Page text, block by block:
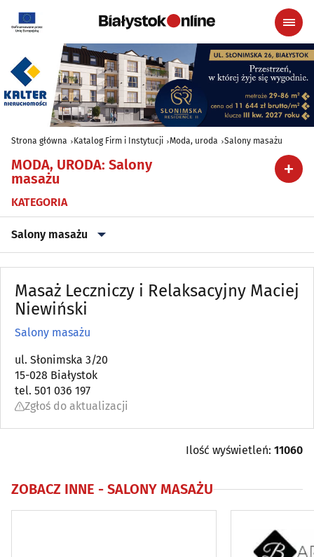
Strona główna Katalog Firm i Instytucji Moda, uroda Salony masażu
MODA, URODA: Salony
masażu
KATEGORIA
Salony masażu
Akcesoria i dodatki ślubne(11)
Artykuły kosmetyczne i fryzjerskie
Bielizna
Biżuteria i wyroby jubilerskie
Drogerie, perfumerie(14)
Kapelusze, czapki (5)
Masaż Leczniczy i Relaksacyjny Maciej
Niewiński
Salony masażu
ul. Słonimska 3/20
15-028 Białystok
tel. 501 036 197
Zgłoś do aktualizacji
Ilość wyświetleń: 11060
ZOBACZ INNE - SALONY MASAŻU